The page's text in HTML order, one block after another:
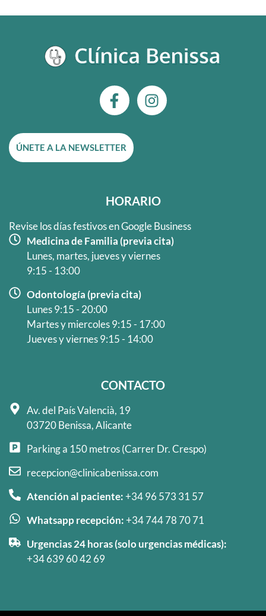
F
a
e
b
o
k
-
f
I
n
a
m
ÚNETE A LA NEWSLETTER
HORARIO
Revise los días festivos en Google Business
Medicina de Familia (previa cita)
Lunes, martes, jueves y viernes
9:15 - 13:00
Odontología (previa cita)
Lunes 9:15 - 20:00
Martes y miercoles 9:15 - 17:00
Jueves y viernes 9:15 - 14:00
CONTACTO
Av. del País Valencià, 19
03720 Benissa, Alicante
Parking a 150 metros (Carrer Dr. Crespo)
recepcion@clinicabenissa.com
Atención al paciente:+34 96 573 31 57
Whatsapp recepción:+34 744 78 70 71
Urgencias 24 horas (solo urgencias médicas):
+34 639 60 42 69